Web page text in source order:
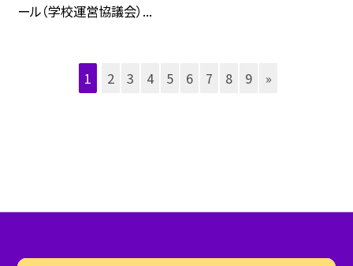
ール（学校運営協議会）...
1 2 3 4 5 6 7 8 9 »